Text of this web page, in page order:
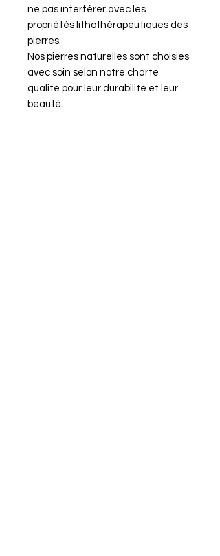
ne pas interférer avec les
propriétés lithothérapeutiques des
pierres.
Nos pierres naturelles sont choisies
avec soin selon notre charte
qualité pour leur durabilité et leur
beauté.